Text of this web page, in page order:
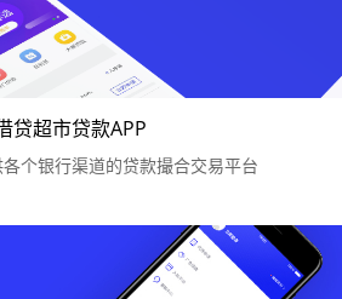
贷超市贷款APP
个银行渠道的贷款撮合交易平台